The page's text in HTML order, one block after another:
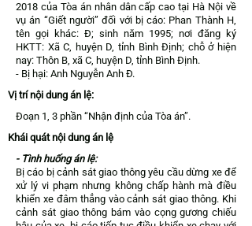
2018 của Tòa án nhân dân cấp cao tại Hà Nội về
vụ án “Giết người” đối với bị cáo: Phan Thành H,
tên gọi khác: Đ; sinh năm 1995; nơi đăng ký
HKTT: Xã C, huyện D, tỉnh Bình Định; chỗ ở hiện
nay: Thôn B, xã C, huyện D, tỉnh Bình Định.
- Bị hại: Anh Nguyễn Anh Đ.
Vị trí nội dung án lệ:
Đoạn 1, 3 phần “Nhận định của Tòa án”.
Khái quát nội dung án lệ
- Tình huống án lệ:
Bị cáo bị cảnh sát giao thông yêu cầu dừng xe để
xử lý vi phạm nhưng không chấp hành mà điều
khiển xe đâm thẳng vào cảnh sát giao thông. Khi
cảnh sát giao thông bám vào cọng gương chiếu